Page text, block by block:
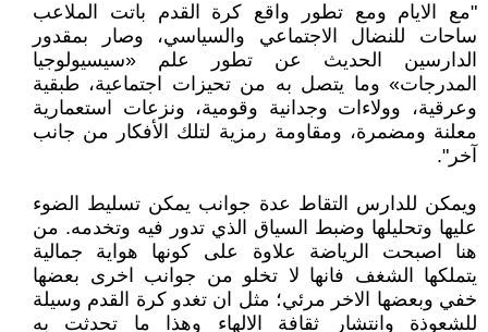
"مع الايام ومع تطور واقع كرة القدم باتت الملاعب
ساحات للنضال الاجتماعي والسياسي، وصار بمقدور
الدارسين الحديث عن تطور علم «سيسيولوجيا
المدرجات» وما يتصل به من تحيزات اجتماعية، طبقية
وعرقية، وولاءات وجدانية وقومية، ونزعات استعمارية
معلنة ومضمرة، ومقاومة رمزية لتلك الأفكار من جانب
آخر".
ويمكن للدارس التقاط عدة جوانب يمكن تسليط الضوء
عليها وتحليلها وضبط السياق الذي تدور فيه وتخدمه. من
هنا اصبحت الرياضة علاوة على كونها هواية جمالية
يتملكها الشغف فانها لا تخلو من جوانب اخرى بعضها
خفي وبعضها الاخر مرئي؛ مثل ان تغدو كرة القدم وسيلة
للشعوذة وانتشار ثقافة الالهاء وهذا ما تحدثت به